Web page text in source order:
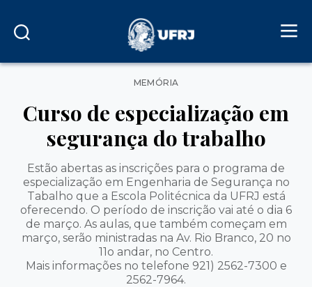
Categorias
MEMÓRIA
Curso de especialização em
segurança do trabalho
Estão abertas as inscrições para o programa de
especialização em Engenharia de Segurança no
Tabalho que a Escola Politécnica da UFRJ está
oferecendo. O período de inscrição vai até o dia 6
de março. As aulas, que também começam em
março, serão ministradas na Av. Rio Branco, 20 no
11o andar, no Centro.
Mais informações no telefone 921) 2562-7300 e
2562-7964.